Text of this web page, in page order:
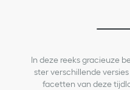
In deze reeks gracieuze
ster verschillende
facetten van deze